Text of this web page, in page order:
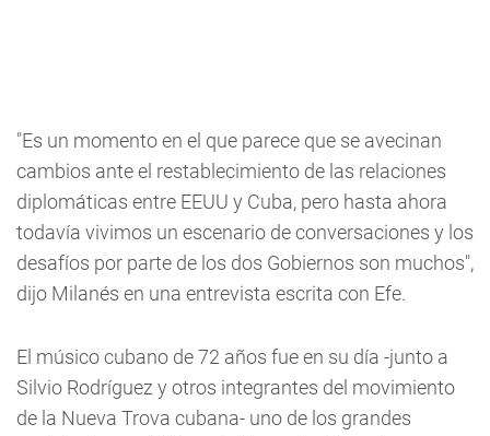
"Es un momento en el que parece que se avecinan
cambios ante el restablecimiento de las relaciones
diplomáticas entre EEUU y Cuba, pero hasta ahora
todavía vivimos un escenario de conversaciones y los
desafíos por parte de los dos Gobiernos son muchos",
dijo Milanés en una entrevista escrita con Efe.
El músico cubano de 72 años fue en su día -junto a
Silvio Rodríguez y otros integrantes del movimiento
de la Nueva Trova cubana- uno de los grandes